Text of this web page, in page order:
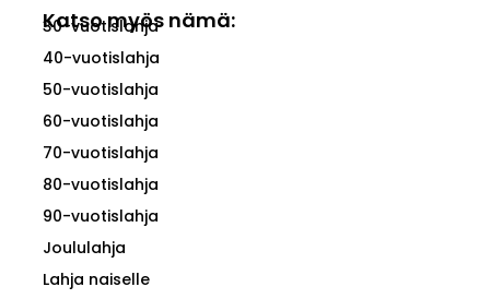
Katso myös nämä:
30-vuotislahja
40-vuotislahja
50-vuotislahja
60-vuotislahja
70-vuotislahja
80-vuotislahja
90-vuotislahja
Joululahja
Lahja naiselle